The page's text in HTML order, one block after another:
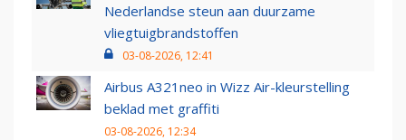
Nederlandse steun aan duurzame
vliegtuigbrandstoffen
03-08-2026, 12:41
Airbus A321neo in Wizz Air-kleurstelling
beklad met graffiti
03-08-2026, 12:34